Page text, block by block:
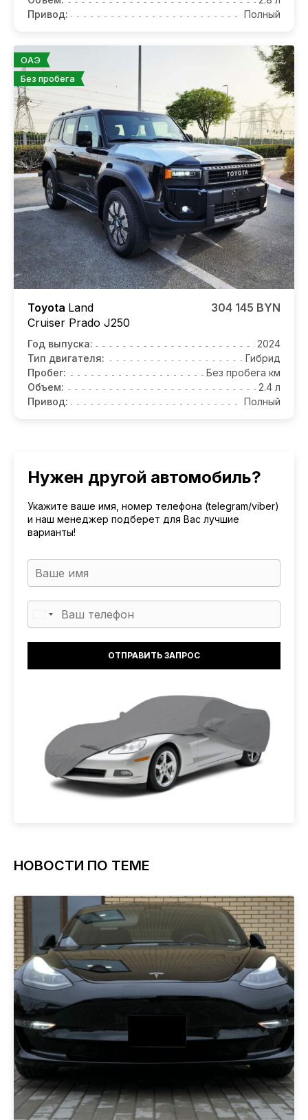
Привод:
Полный
ОАЭ
Без пробега
Toyota Land
Cruiser Prado J250
304 145 BYN
Год выпуска:
2024
Тип двигателя:
Гибрид
Пробег:
Без пробега км
Объем:
2.4 л
Привод:
Полный
Нужен другой автомобиль?
Укажите ваше имя, номер телефона (telegram/viber)
и наш менеджер подберет для Вас лучшие
варианты!
НОВОСТИ ПО ТЕМЕ